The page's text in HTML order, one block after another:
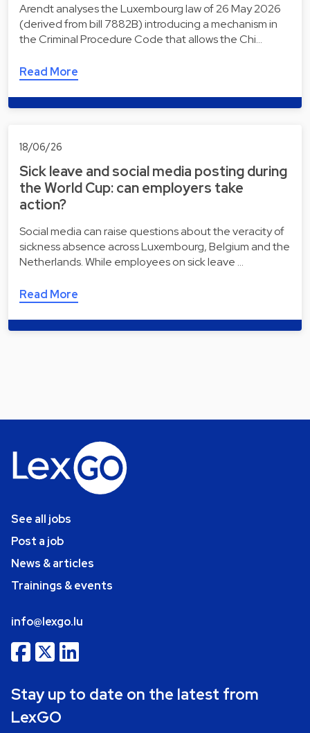
Arendt analyses the Luxembourg law of 26 May 2026
(derived from bill 7882B) introducing a mechanism in
the Criminal Procedure Code that allows the Chi…
Read More
18/06/26
Sick leave and social media posting during
the World Cup: can employers take
action?
Social media can raise questions about the veracity of
sickness absence across Luxembourg, Belgium and the
Netherlands. While employees on sick leave …
Read More
See all jobs
Post a job
News & articles
Trainings & events
info@lexgo.lu
Stay up to date on the latest from
LexGO